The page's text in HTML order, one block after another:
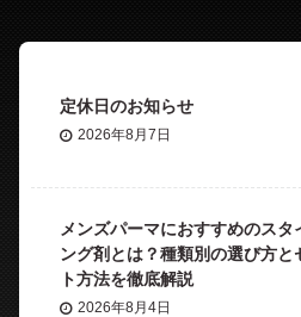
定休日のお知らせ
2026年8月7日
メンズパーマにおすすめのスタ
ング剤とは？種類別の選び方と
ト方法を徹底解説
2026年8月4日